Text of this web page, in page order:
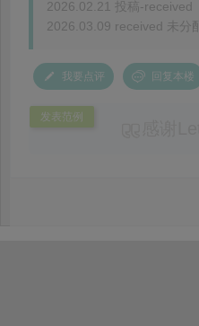
2026.02.21 投稿-received
2026.03.09 received 未分
我要点评 回复本楼
发表范例
感谢
务。编
效应及
论述逻
析及机